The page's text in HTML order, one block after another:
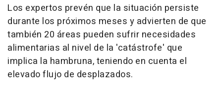
Los expertos prevén que la situación persiste
durante los próximos meses y advierten de que
también 20 áreas pueden sufrir necesidades
alimentarias al nivel de la 'catástrofe' que
implica la hambruna, teniendo en cuenta el
elevado flujo de desplazados.